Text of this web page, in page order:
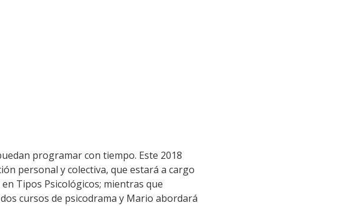
programar con tiempo. Este 2018
personal y colectiva, que estará a cargo
Tipos Psicológicos; mientras que
cursos de psicodrama y Mario abordará